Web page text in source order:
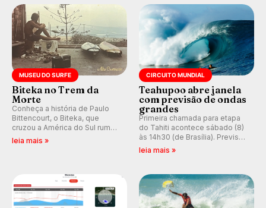
prática em esporte e indústria.
MUSEU DO SURFE
Biteka no Trem da
Morte
Conheça a história de Paulo
Bittencourt, o Biteka, que
cruzou a América do Sul rumo
ao Pacífico em uma jornada
leia mais »
CIRCUITO MUNDIAL
Teahupoo abre janela
com previsão de ondas
grandes
Primeira chamada para etapa
do Tahiti acontece sábado (8)
às 14h30 (de Brasília). Previsão
indica swell consistente.
Kelly Slater convidado.
leia mais »